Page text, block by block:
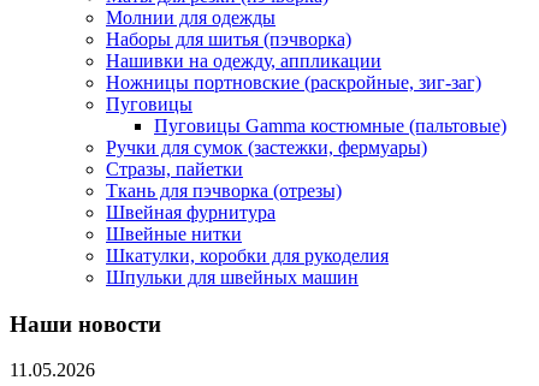
Молнии для одежды
Наборы для шитья (пэчворка)
Нашивки на одежду, аппликации
Ножницы портновские (раскройные, зиг-заг)
Пуговицы
Пуговицы Gamma костюмные (пальтовые)
Ручки для сумок (застежки, фермуары)
Стразы, пайетки
Ткань для пэчворка (отрезы)
Швейная фурнитура
Швейные нитки
Шкатулки, коробки для рукоделия
Шпульки для швейных машин
Наши новости
11.05.2026